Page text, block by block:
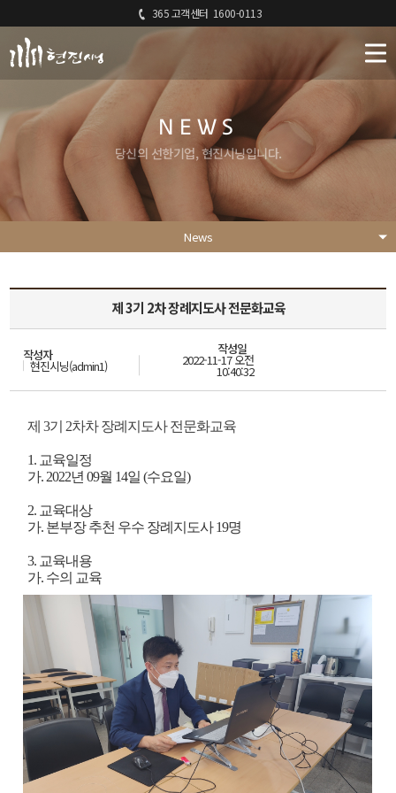
365 고객센터 1600-0113
NEWS
당신의 선한기업, 현진시닝입니다.
News
제 3기 2차 장례지도사 전문화교육
작성자
현진시닝(admin1)
작성일
2022-11-17 오전
10:40:32
제 3기 2차차 장례지도사 전문화교육
1. 교육일정
가. 2022년 09월 14일 (수요일)
2. 교육대상
가. 본부장 추천 우수 장례지도사 19명
3. 교육내용
가. 수의 교육